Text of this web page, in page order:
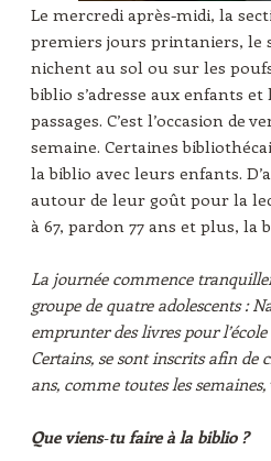
Le mercredi après-midi, la
premiers jours printaniers, le
nichent au sol ou sur les
biblio s’adresse aux enfants
passages. C’est l’occasion
semaine. Certaines
la biblio avec leurs enfants.
autour de leur goût pour la
à 67, pardon 77 ans et plus, la
La journée commence
groupe de quatre adolescents :
emprunter des livres pour l’école
Certains, se sont inscrits afin de
ans, comme toutes les
Que viens‑tu faire à la biblio ?